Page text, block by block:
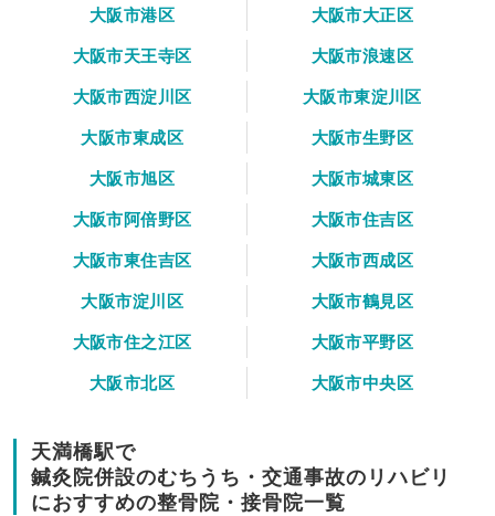
大阪市港区
大阪市大正区
大阪市天王寺区
大阪市浪速区
大阪市西淀川区
大阪市東淀川区
大阪市東成区
大阪市生野区
大阪市旭区
大阪市城東区
大阪市阿倍野区
大阪市住吉区
大阪市東住吉区
大阪市西成区
大阪市淀川区
大阪市鶴見区
大阪市住之江区
大阪市平野区
大阪市北区
大阪市中央区
天満橋駅で
鍼灸院併設のむちうち・交通事故のリハビリ
におすすめの整骨院・接骨院一覧